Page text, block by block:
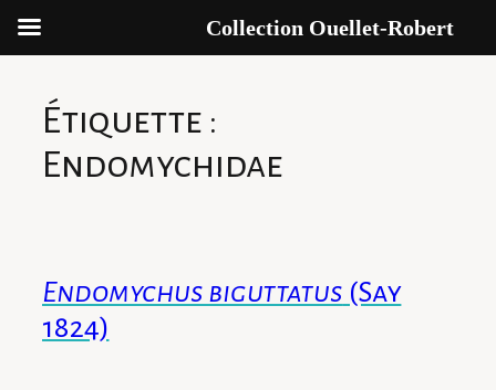
contenuÉtiquette :
Endomychidae
Endomychus biguttatus (Say
1824)
Collection Ouellet-Robert